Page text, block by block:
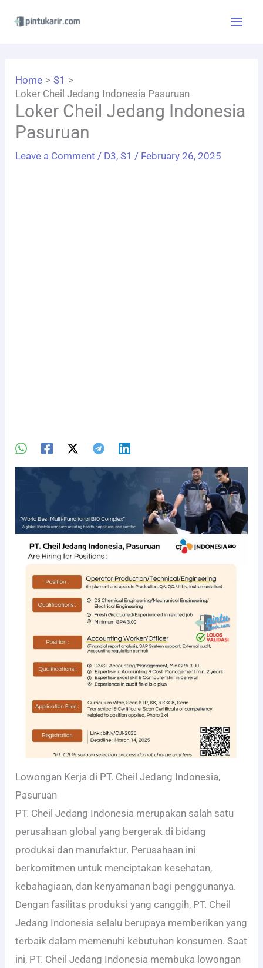
Home
S1
Loker Cheil Jedang Indonesia Pasuruan
Loker Cheil Jedang Indonesia
Pasuruan
Leave a Comment / D3,S1 / February 26, 2025
Lowongan Kerja di PT. Cheil Jedang Indonesia,
Pasuruan
PT. Cheil Jedang Indonesia merupakan salah satu
perusahaan global yang bergerak di bidang
produksi dan manufaktur. Perusahaan ini
berkomitmen untuk menciptakan kesehatan,
kebahagiaan, dan kenyamanan bagi penggunanya.
Dengan fasilitas produksi yang canggih, PT. Cheil
Jedang Indonesia selalu berupaya memberikan yang
terbaik dalam memenuhi kebutuhan konsumen. Saat
ini, PT. Cheil Jedang Indonesia membuka lowongan